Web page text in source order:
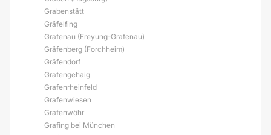
Grabenstätt
Gräfelfing
Grafenau (Freyung-Grafenau)
Gräfenberg (Forchheim)
Gräfendorf
Grafengehaig
Grafenrheinfeld
Grafenwiesen
Grafenwöhr
Grafing bei München